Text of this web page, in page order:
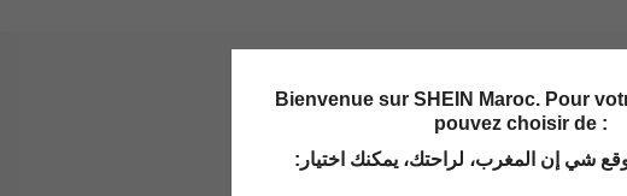
Bienvenue sur SHEIN Maroc. Pour
pouvez choisir de :
شي إن المغرب، لراحتك، يمكنك اختيار: